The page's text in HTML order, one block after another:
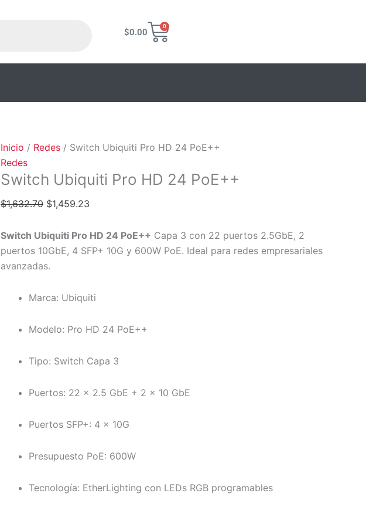
$0.00
0
Carrito
Inicio / Redes / Switch Ubiquiti Pro HD 24 PoE++
Redes
Switch Ubiquiti Pro HD 24 PoE++
$1,632.70 $1,459.23
Switch Ubiquiti Pro HD 24 PoE++ Capa 3 con 22 puertos 2.5GbE, 2
puertos 10GbE, 4 SFP+ 10G y 600W PoE. Ideal para redes empresariales
avanzadas.
Marca: Ubiquiti
Modelo: Pro HD 24 PoE++
Tipo: Switch Capa 3
Puertos: 22 x 2.5 GbE + 2 x 10 GbE
Puertos SFP+: 4 x 10G
Presupuesto PoE: 600W
Tecnología: EtherLighting con LEDs RGB programables